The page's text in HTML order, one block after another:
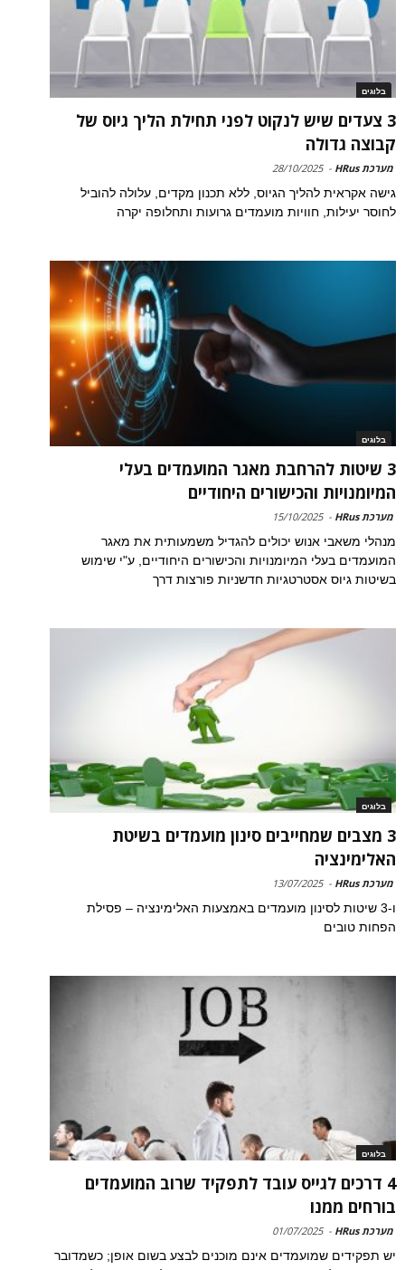
בלוגים
3 צעדים שיש לנקוט לפני תחילת הליך גיוס של
קבוצה גדולה
מערכת HRus -
28/10/2025
גישה אקראית להליך הגיוס, ללא תכנון מקדים, עלולה להוביל
לחוסר יעילות, חוויות מועמדים גרועות ותחלופה יקרה
בלוגים
3 שיטות להרחבת מאגר המועמדים בעלי
המיומנויות והכישורים היחודיים
מערכת HRus -
15/10/2025
מנהלי משאבי אנוש יכולים להגדיל משמעותית את מאגר
המועמדים בעלי המיומנויות והכישורים היחודיים, ע"י שימוש
בשיטות גיוס אסטרטגיות חדשניות פורצות דרך
בלוגים
3 מצבים שמחייבים סינון מועמדים בשיטת
האלימינציה
מערכת HRus -
13/07/2025
ו-3 שיטות לסינון מועמדים באמצעות האלימינציה – פסילת
הפחות טובים
בלוגים
4 דרכים לגייס עובד לתפקיד שרוב המועמדים
בורחים ממנו
מערכת HRus -
01/07/2025
יש תפקידים שמועמדים אינם מוכנים לבצע בשום אופן; כשמדובר